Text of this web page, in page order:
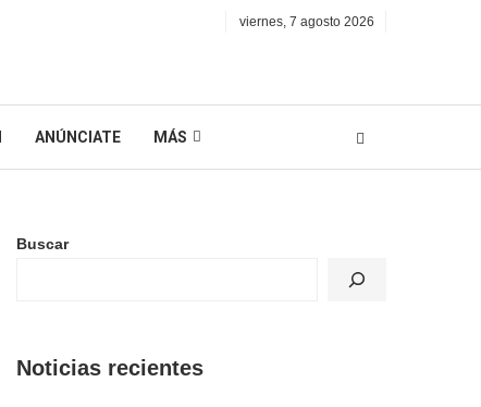
viernes, 7 agosto 2026
ANÚNCIATE MÁS
Buscar
Noticias recientes